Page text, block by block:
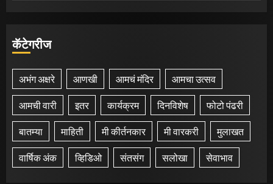
कॅटेगरीज
अभंग अक्षरे आणखी आमचं मंदिर आमचा उत्सव
आमची वारी इतर कार्यक्रम दिनविशेष फोटो पंढरी
बातम्या माहिती मी कीर्तनकार मी वारकरी मुलाखत
वार्षिक अंक व्हिडिओ संतसंग सलोखा सेवाभाव